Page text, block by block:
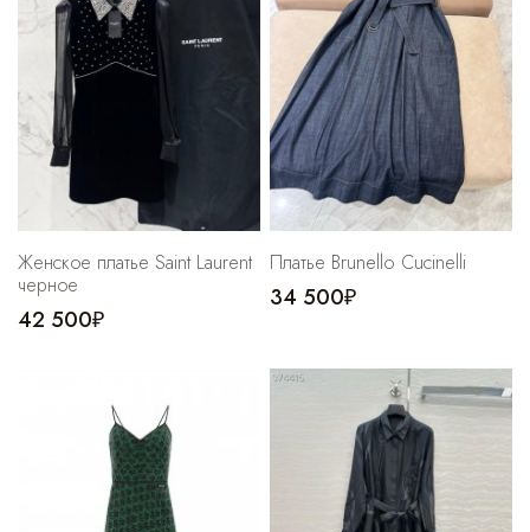
Женское платье Saint Laurent
черное
42 500₽
Платье Brunello Cucinelli
34 500₽